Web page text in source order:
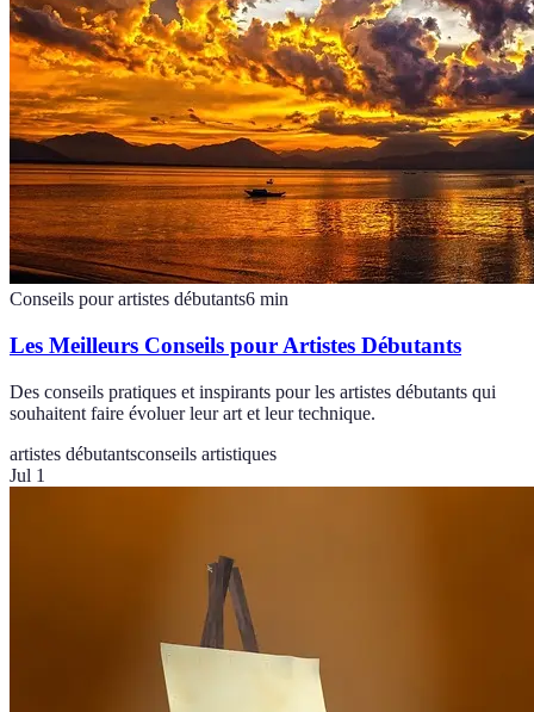
Conseils pour artistes débutants6 min
Les Meilleurs Conseils pour Artistes Débutants
Des conseils pratiques et inspirants pour les artistes débutants qui
souhaitent faire évoluer leur art et leur technique.
artistes débutantsconseils artistiques
Jul 1